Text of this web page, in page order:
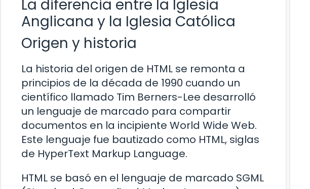
La diferencia entre la Iglesia
Anglicana y la Iglesia Católica
Origen y historia
La historia del origen de HTML se remonta a
principios de la década de 1990 cuando un
científico llamado Tim Berners-Lee desarrolló
un lenguaje de marcado para compartir
documentos en la incipiente World Wide Web.
Este lenguaje fue bautizado como HTML, siglas
de HyperText Markup Language.
HTML se basó en el lenguaje de marcado SGML